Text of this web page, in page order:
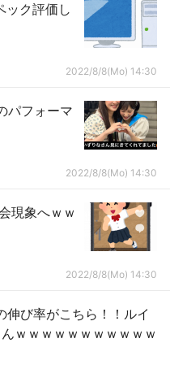
ック評価し
2022/8/8(Mo) 14:30
パフォーマ
2022/8/8(Mo) 14:30
現象へｗｗ
2022/8/8(Mo) 14:30
び率がこちら！！ルイ
ｗｗｗｗｗｗｗｗｗｗｗ